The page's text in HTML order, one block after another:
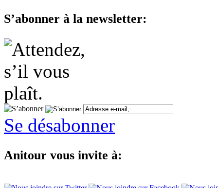
S’abonner à la newsletter:
Se désabonner
Anitour vous invite à: